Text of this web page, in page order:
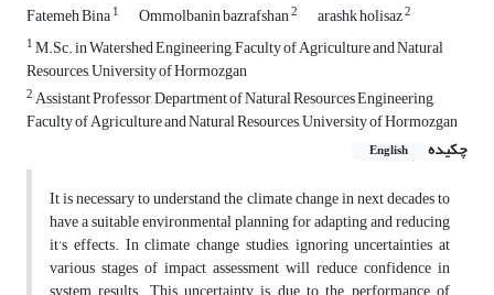
Fatemeh Bina1 Ommolbanin bazrafshan2 arashk holisaz2
1M.Sc. in Watershed Engineering, Faculty of Agriculture and Natural
Resources, University of Hormozgan
2Assistant Professor, Department of Natural Resources Engineering,
Faculty of Agriculture and Natural Resources, University of Hormozgan
چکیده
English
It is necessary to understand the climate change in next decades to
have a suitable environmental planning for adapting and reducing
it's effects. In climate change studies, ignoring uncertainties at
various stages of impact assessment will reduce confidence in